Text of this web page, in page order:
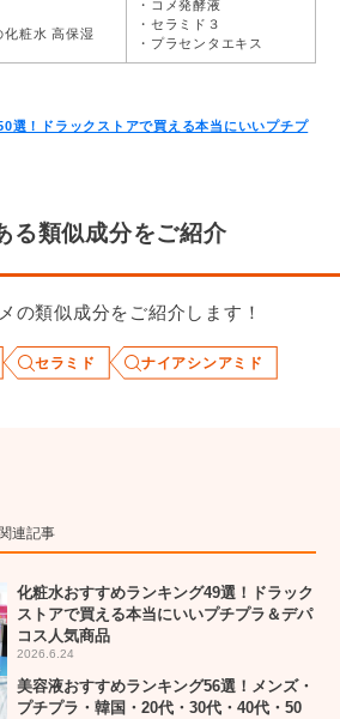
化粧水 高保湿
・コメ発酵液
・セラミド３
・プラセンタエキス
選！ドラックストアで買える本当にいいプチプ
る類似成分をご紹介
の類似成分をご紹介します！
セラミド ナイアシンアミド
連記事
化粧水おすすめランキング49選！ドラック
ストアで買える本当にいいプチプラ＆デパ
コス人気商品
2026.6.24
美容液おすすめランキング56選！メンズ・
プチプラ・韓国・20代・30代・40代・50